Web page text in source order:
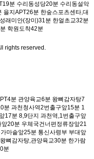
19분 수리동성당20분 수리동설악
을지APT26분 한숲스포츠센타,대
래미안(장미)31분 한얼초교32분
학원도착42분
4분 관양육교6분 왕뼈감자탕7
분 과천청사역2번출구앞15분 1
17분 8,9단지 과천역,1번출구앞
앞20분 우체국건너편정류장앞21
마솥앞25분 통신사령부 부대앞
왕뼈감자탕,관양육교30분 한가람
분
rights reserved.